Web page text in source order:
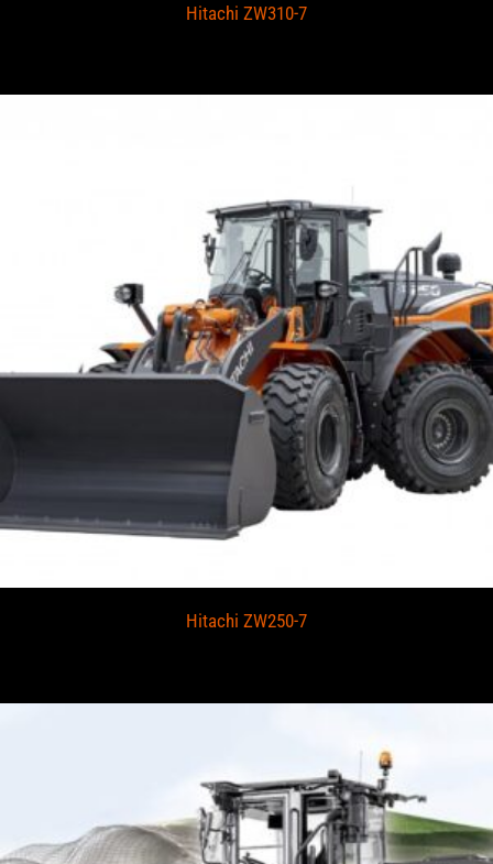
Hitachi ZW310-7
Hitachi ZW250-7